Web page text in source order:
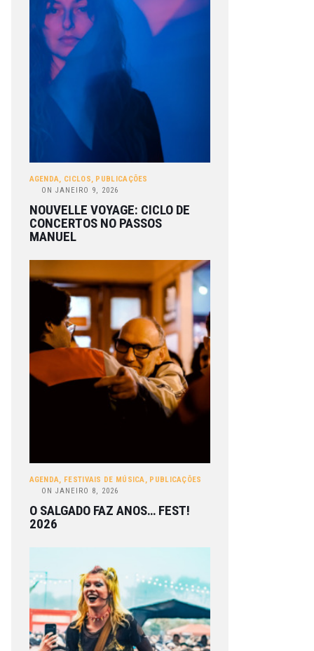
AGENDA, CICLOS, PUBLICAÇÕES
ON JANEIRO 9, 2026
NOUVELLE VOYAGE: CICLO DE
CONCERTOS NO PASSOS
MANUEL
AGENDA, FESTIVAIS DE MÚSICA, PUBLICAÇÕES
ON JANEIRO 8, 2026
O SALGADO FAZ ANOS… FEST!
2026